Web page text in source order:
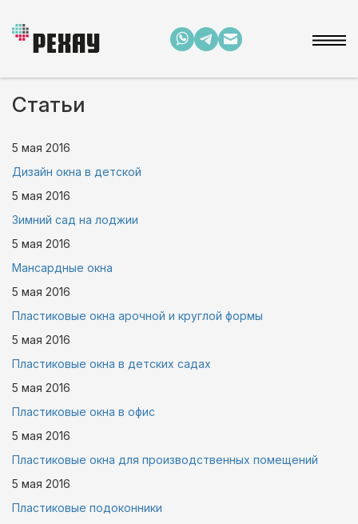
Статьи
5 мая 2016
Дизайн окна в детской
5 мая 2016
Зимний сад на лоджии
5 мая 2016
Мансардные окна
5 мая 2016
Пластиковые окна арочной и круглой формы
5 мая 2016
Пластиковые окна в детских садах
5 мая 2016
Пластиковые окна в офис
5 мая 2016
Пластиковые окна для производственных помещений
5 мая 2016
Пластиковые подоконники